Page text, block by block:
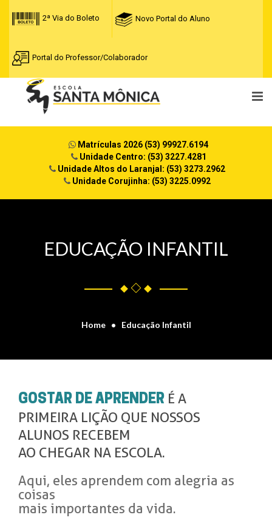
2ª Via do Boleto Novo Portal do Aluno
Portal do Professor/Colaborador
Matrículas 2026 (53) 99927.6194
Unidade Centro: (53) 3227.4281
Unidade Altos do Laranjal: (53) 3273.2962
Unidade Corujinha: (53) 3225.0992
EDUCAÇÃO INFANTIL
Home Educação Infantil
GOSTAR DE APRENDER É A
PRIMEIRA LIÇÃO QUE NOSSOS
ALUNOS RECEBEM
AO CHEGAR NA ESCOLA.
Aqui, eles aprendem com alegria as
coisas
mais importantes da vida.